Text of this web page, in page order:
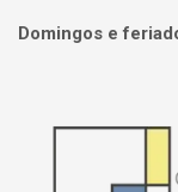
Domingos e